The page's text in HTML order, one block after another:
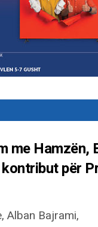
me Hamzën,
kontribut për
Alban Bajrami,